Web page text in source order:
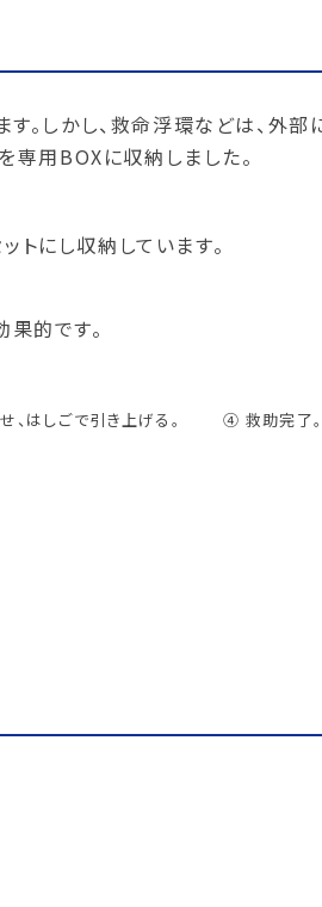
。しかし、救命浮環などは、外
専用BOXに収納しました。
トにし収納しています。
的です。
はしごで引き上げる。 ④ 救助完了。